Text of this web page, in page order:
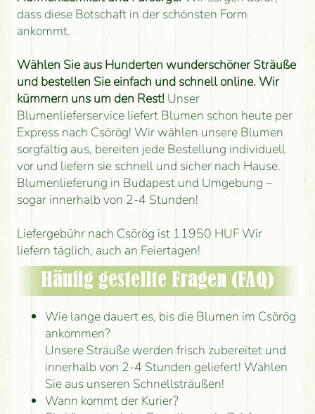
dass diese Botschaft in der schönsten Form
ankommt.
Wählen Sie aus Hunderten wunderschöner Sträuße
und bestellen Sie einfach und schnell online. Wir
kümmern uns um den Rest!Unser
Blumenlieferservice liefert Blumen schon heute per
Express nach Csörög! Wir wählen unsere Blumen
sorgfältig aus, bereiten jede Bestellung individuell
vor und liefern sie schnell und sicher nach Hause.
Blumenlieferung in Budapest und Umgebung –
sogar innerhalb von 2-4 Stunden!
Liefergebühr nach Csörög ist 11950 HUF Wir
liefern täglich, auch an Feiertagen!
Häufig gestellte Fragen (FAQ)
Wie lange dauert es, bis die Blumen im Csörög
ankommen?
Unsere Sträuße werden frisch zubereitet und
innerhalb von 2-4 Stunden geliefert! Wählen
Sie aus unseren Schnellsträußen!
Wann kommt der Kurier?